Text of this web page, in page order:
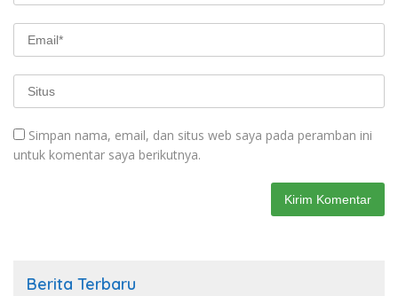
Simpan nama, email, dan situs web saya pada peramban ini
untuk komentar saya berikutnya.
Berita Terbaru